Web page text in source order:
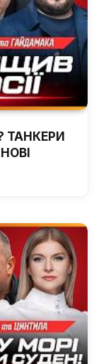
ТАНКЕРИ